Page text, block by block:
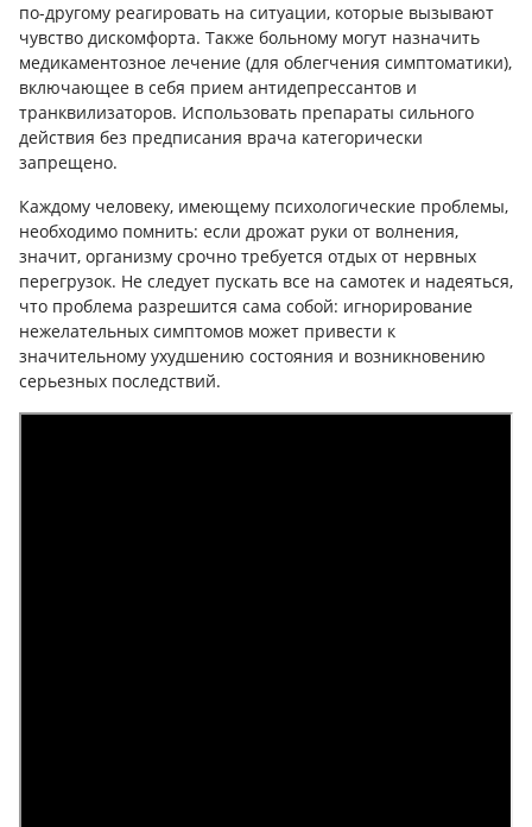
по-другому реагировать на ситуации, которые вызывают
чувство дискомфорта. Также больному могут назначить
медикаментозное лечение (для облегчения симптоматики),
включающее в себя прием антидепрессантов и
транквилизаторов. Использовать препараты сильного
действия без предписания врача категорически
запрещено.
Каждому человеку, имеющему психологические проблемы,
необходимо помнить: если дрожат руки от волнения,
значит, организму срочно требуется отдых от нервных
перегрузок. Не следует пускать все на самотек и надеяться,
что проблема разрешится сама собой: игнорирование
нежелательных симптомов может привести к
значительному ухудшению состояния и возникновению
серьезных последствий.